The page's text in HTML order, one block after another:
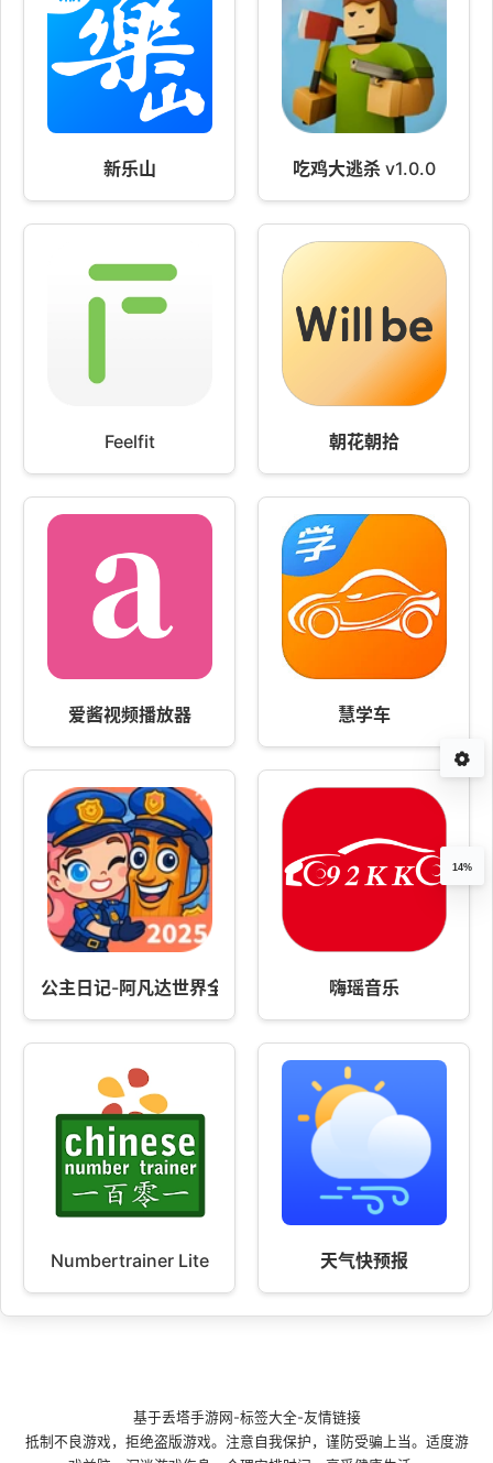
新乐山 吃鸡大逃杀 v1.0.0
Feelfit 朝花朝拾
爱酱视频播放器 慧学车
公主日记-阿凡达世界全解版 v2.247 嗨瑶音乐
Numbertrainer Lite 天气快预报
14%
基于丢塔手游网 -标签大全-友情链接
抵制不良游戏，拒绝盗版游戏。注意自我保护，谨防受骗上当。适度游